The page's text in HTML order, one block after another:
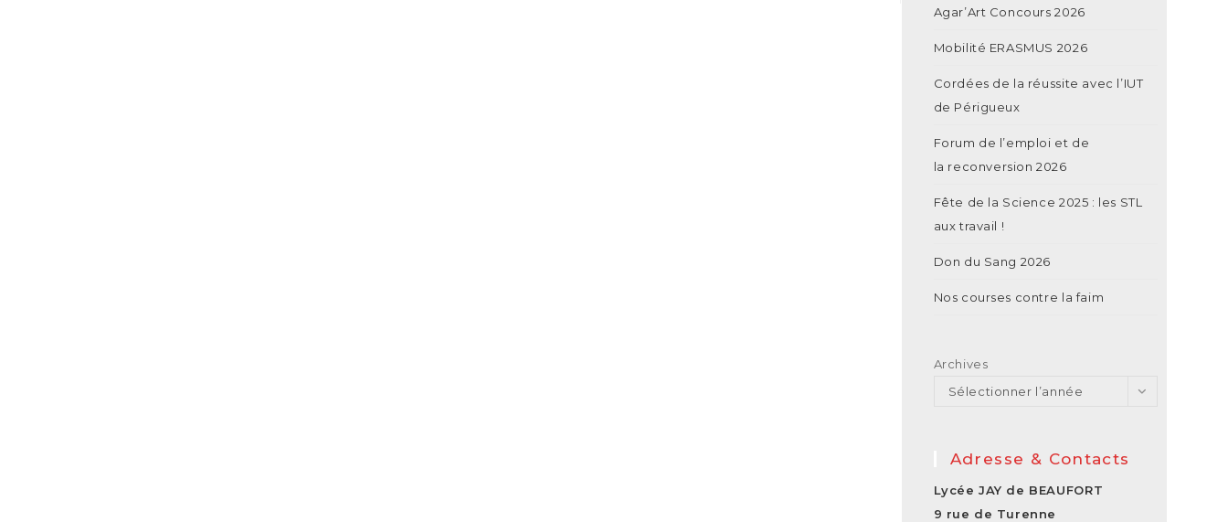
Agar’Art Concours 2026
Mobilité ERASMUS 2026
Cordées de la réussite avec l’IUT
de Périgueux
Forum de l’emploi et de
la reconversion 2026
Fête de la Science 2025 : les STL
aux travail !
Don du Sang 2026
Nos courses contre la faim
Archives
Sélectionner l’année
Adresse & Contacts
Lycée JAY de BEAUFORT
9 rue de Turenne